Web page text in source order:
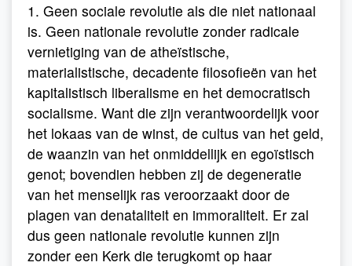
1. Geen sociale revolutie als die niet nationaal
is. Geen nationale revolutie zonder radicale
vernietiging van de atheïstische,
materialistische, decadente filosofieën van het
kapitalistisch liberalisme en het democratisch
socialisme. Want die zijn verantwoordelijk voor
het lokaas van de winst, de cultus van het geld,
de waanzin van het onmiddellijk en egoïstisch
genot; bovendien hebben zij de degeneratie
van het menselijk ras veroorzaakt door de
plagen van denataliteit en immoraliteit. Er zal
dus geen nationale revolutie kunnen zijn
zonder een Kerk die terugkomt op haar